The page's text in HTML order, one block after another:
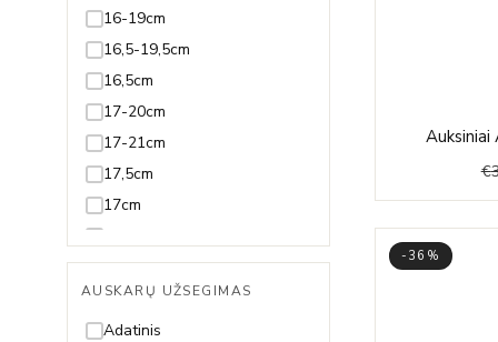
Juodmedis
Juvelyrinė emalė
Koralas
Kvarcas
Lazuritas
Malachitas
Nefritas
Oniksas
Opalas
Perlas ir Perlamutras
16-19cm
16,5-19,5cm
16,5cm
17-20cm
17-21cm
17,5cm
17cm
18-21cm
18-22cm
18,5-21,5cm
AUSKARŲ UŽSEGIMAS
Adatinis
Auksiniai
€
-36%